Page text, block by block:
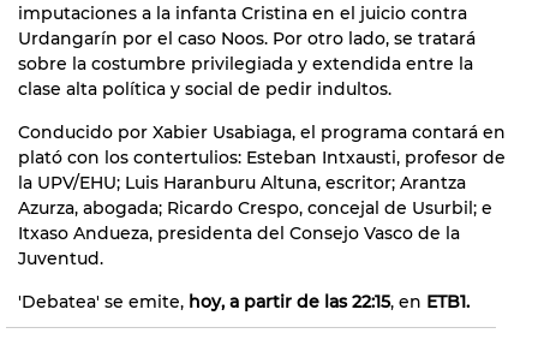
imputaciones a la infanta Cristina en el juicio contra
Urdangarín por el caso Noos. Por otro lado, se tratará
sobre la costumbre privilegiada y extendida entre la
clase alta política y social de pedir indultos.
Conducido por Xabier Usabiaga, el programa contará en
plató con los contertulios: Esteban Intxausti, profesor de
la UPV/EHU; Luis Haranburu Altuna, escritor; Arantza
Azurza, abogada; Ricardo Crespo, concejal de Usurbil; e
Itxaso Andueza, presidenta del Consejo Vasco de la
Juventud.
'Debatea' se emite, hoy, a partir de las 22:15, en ETB1.